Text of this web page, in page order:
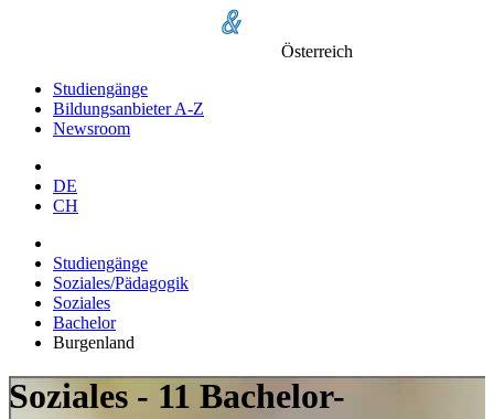
Österreich
Studiengänge
Bildungsanbieter A-Z
Newsroom
DE
CH
Studiengänge
Soziales/Pädagogik
Soziales
Bachelor
Burgenland
Soziales - 11 Bachelor-